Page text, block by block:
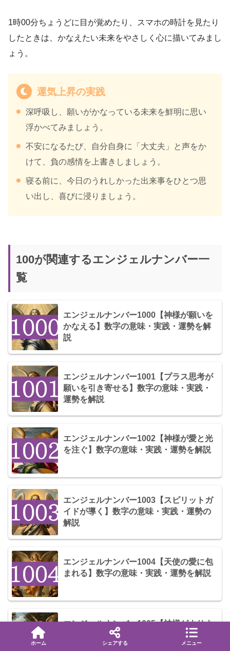
1時00分ちょうどに目が覚めたり、スマホの時計を見たり
したときは、かなえたい未来をやさしく心に描いてみまし
ょう。
運気上昇の実践
深呼吸し、願いがかなっている未来を鮮明に思い
浮かべてみましょう。
不安になるたび、自分自身に「大丈夫」と声をか
けて、負の感情を上書きしましょう。
寝る前に、今日のうれしかった出来事をひとつ思
い出し、喜びに浸りましょう。
100が関連するエンジェルナンバー一
覧
エンジェルナンバー1000【神様が願いを
かなえる】数字の意味・実践・運勢を解
説
エンジェルナンバー1001【プラス思考が
願いを引き寄せる】数字の意味・実践・
運勢を解説
エンジェルナンバー1002【神様が愛と光
を注ぐ】数字の意味・実践・運勢を解説
エンジェルナンバー1003【スピリットガ
イドが導く】数字の意味・実践・運勢の
解説
エンジェルナンバー1004【天使の愛に包
まれる】数字の意味・実践・運勢を解説
エンジェルナンバー1005【神様がよりよ
い人生へ導く】数字の意味・実践・運勢
ホーム シェアする メニュー